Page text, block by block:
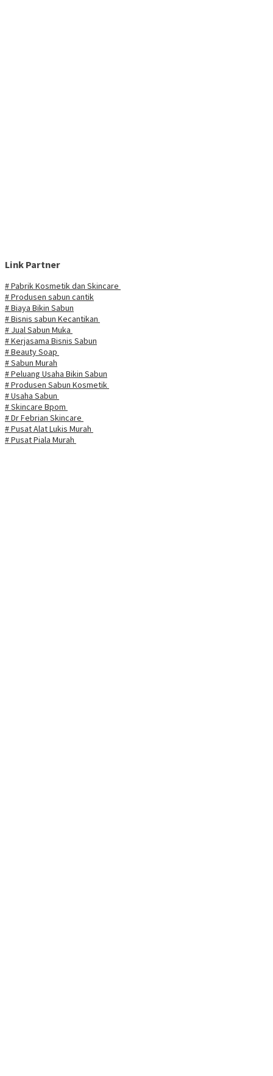
Link Partner
# Pabrik Kosmetik dan Skincare
# Produsen sabun cantik
# Biaya Bikin Sabun
# Bisnis sabun Kecantikan
# Jual Sabun Muka
# Kerjasama Bisnis Sabun
# Beauty Soap
# Sabun Murah
# Peluang Usaha Bikin Sabun
# Produsen Sabun Kosmetik
# Usaha Sabun
# Skincare Bpom
# Dr Febrian Skincare
# Pusat Alat Lukis Murah
# Pusat Piala Murah